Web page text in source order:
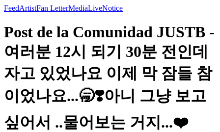
FeedArtistFan LetterMediaLiveNotice
Post de la Comunidad JUSTB -
여러분 12시 되기 30분 전인데
자고 있었나요 이제 막 잠들 참
이었나요...🥱❣️아니 그냥 보고
싶어서 ..물어보는 거지...❤️